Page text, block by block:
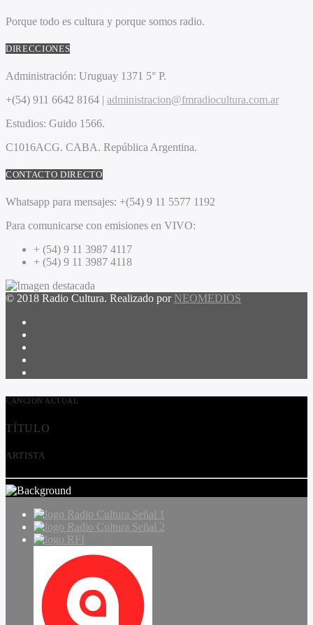
Porque todo es cultura y porque somos radio.
DIRECCIONES
Administración: Uruguay 1371 5° P.
+(54) 911 6642 8164 | administracion@fmradiocultura.com.ar
Estudios: Guido 1566.
C1016ACG. CABA. República Argentina.
CONTACTO DIRECTO
Whatsapp para mensajes: +(54) 9 11 5577 1192
Para comunicarse con emisiones en VIVO:
+ (54) 9 11 3987 4117
+ (54) 9 11 3987 4118
© 2018 Radio Cultura. Realizado por NEOMEDIOS
CANCIÓN ACTUAL
TÍTULO
ARTISTA
Radio Cultura Señal 1
Radio Cultura Señal 2
RFI